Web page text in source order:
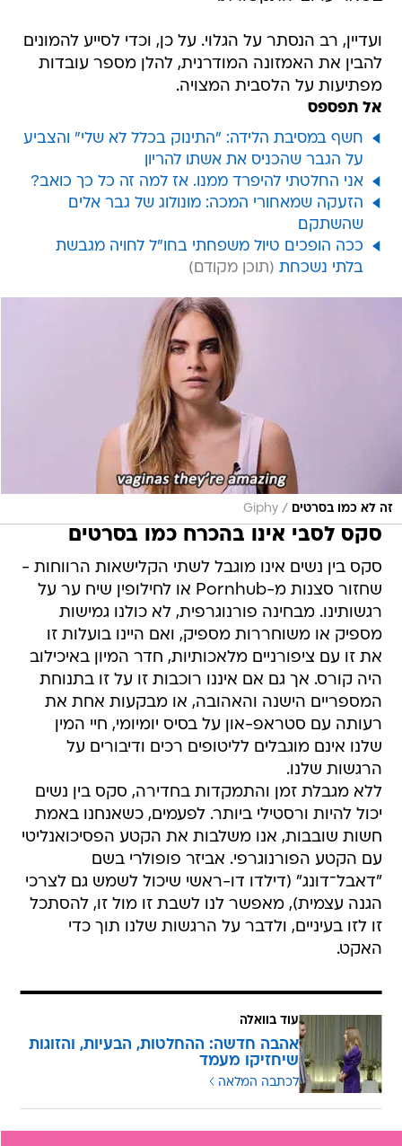
ועדיין, רב הנסתר על הגלוי. על כן, וכדי לסייע להמונים
להבין את האמזונה המודרנית, להלן מספר עובדות
מפתיעות על הלסבית המצויה.
אל תפספס
חשף במסיבת הלידה: "התינוק בכלל לא שלי" והצביע
על הגבר שהכניס את אשתו להריון
אני החלטתי להיפרד ממנו. אז למה זה כל כך כואב?
הזעקה שמאחורי המכה: מונולוג של גבר אלים
שהשתקם
ככה הופכים טיול משפחתי בחו"ל לחויה מגבשת
בלתי נשכחת
זה לא כמו בסרטים /
Giphy
סקס לסבי אינו בהכרח כמו בסרטים
סקס בין נשים אינו מוגבל לשתי הקלישאות הרווחות -
שחזור סצנות מ-Pornhub או לחילופין שיח ער על
רגשותינו. מבחינה פורנוגרפית, לא כולנו גמישות
מספיק או משוחררות מספיק, ואם היינו בועלות זו
את זו עם ציפורניים מלאכותיות, חדר המיון באיכילוב
היה קורס. אך גם אם איננו רוכבות זו על זו בתנוחת
המספריים הישנה והאהובה, או מבקעות אחת את
רעותה עם סטראפ-און על בסיס יומיומי, חיי המין
שלנו אינם מוגבלים לליטופים רכים ודיבורים על
הרגשות שלנו.
ללא מגבלת זמן והתמקדות בחדירה, סקס בין נשים
יכול להיות ורסטילי ביותר. לפעמים, כשאנחנו באמת
חשות שובבות, אנו משלבות את הקטע הפסיכואנליטי
עם הקטע הפורנוגרפי. אביזר פופולרי בשם
"דאבל־דונג" (דילדו דו-ראשי שיכול לשמש גם לצרכי
הגנה עצמית), מאפשר לנו לשבת זו מול זו, להסתכל
זו לזו בעיניים, ולדבר על הרגשות שלנו תוך כדי
האקט.
עוד בוואלה
אהבה חדשה: ההחלטות, הבעיות, והזוגות
שיחזיקו מעמד
לכתבה המלאה